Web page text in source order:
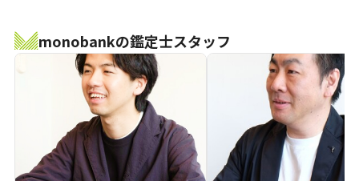
monobankの鑑定士スタッフ